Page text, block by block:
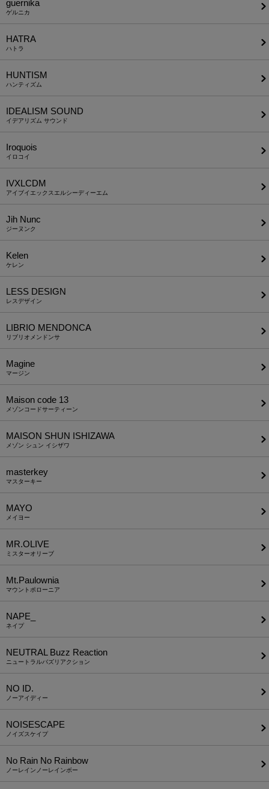
guernika
ゲルニカ
HATRA
ハトラ
HUNTISM
ハンティズム
IDEALISM SOUND
イデアリズム サウンド
Iroquois
イロコイ
IVXLCDM
アイブイエックスエルシーディーエム
Jih Nunc
ジーヌンク
Kelen
ケレン
LESS DESIGN
レスデザイン
LIBRIO MENDONCA
リブリオメンドンサ
Magine
マージン
Maison code 13
メゾンコードサーティーン
MAISON SHUN ISHIZAWA
メゾン シュン イシザワ
masterkey
マスターキー
MAYO
メイヨー
MR.OLIVE
ミスターオリーブ
Mt.Paulownia
マウントポローニア
NAPE_
ネイプ
NEUTRAL Buzz Reaction
ニュートラルバズリアクション
NO ID.
ノーアイディー
NOISESCAPE
ノイズスケイプ
No Rain No Rainbow
ノーレインノーレインボー